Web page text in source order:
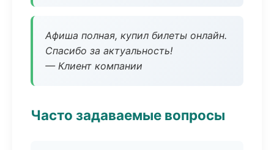
Афиша полная, купил билеты онлайн.
Спасибо за актуальность!
— Клиент компании
Часто задаваемые вопросы